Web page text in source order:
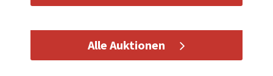
Alle Auktionen